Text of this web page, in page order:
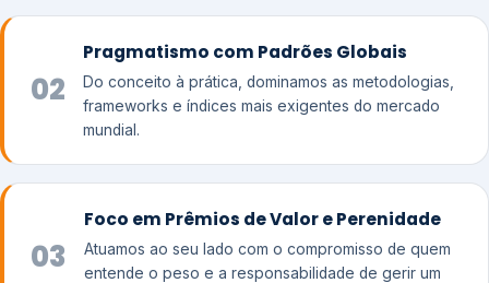
02
Pragmatismo com Padrões Globais
Do conceito à prática, dominamos as metodologias,
frameworks e índices mais exigentes do mercado
mundial.
03
Foco em Prêmios de Valor e Perenidade
Atuamos ao seu lado com o compromisso de quem
entende o peso e a responsabilidade de gerir um